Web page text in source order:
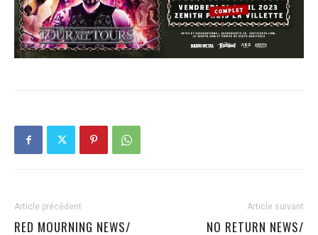
Article précédent
RED MOURNING NEWS/
Article suivant
NO RETURN NEWS/